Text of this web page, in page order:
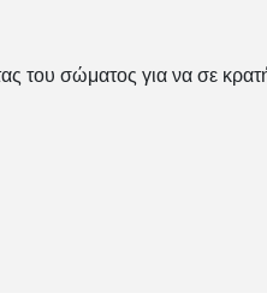
του σώματος για να σε